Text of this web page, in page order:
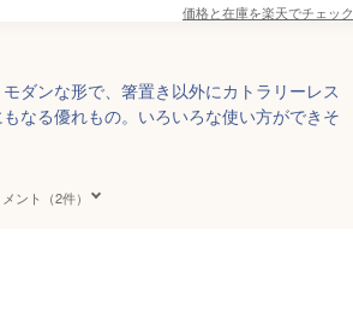
価格と在庫を楽天でチェック
ダンな形で、箸置き以外にカトラリーレス
なる優れもの。いろいろな使い方ができそ
ント（2件）